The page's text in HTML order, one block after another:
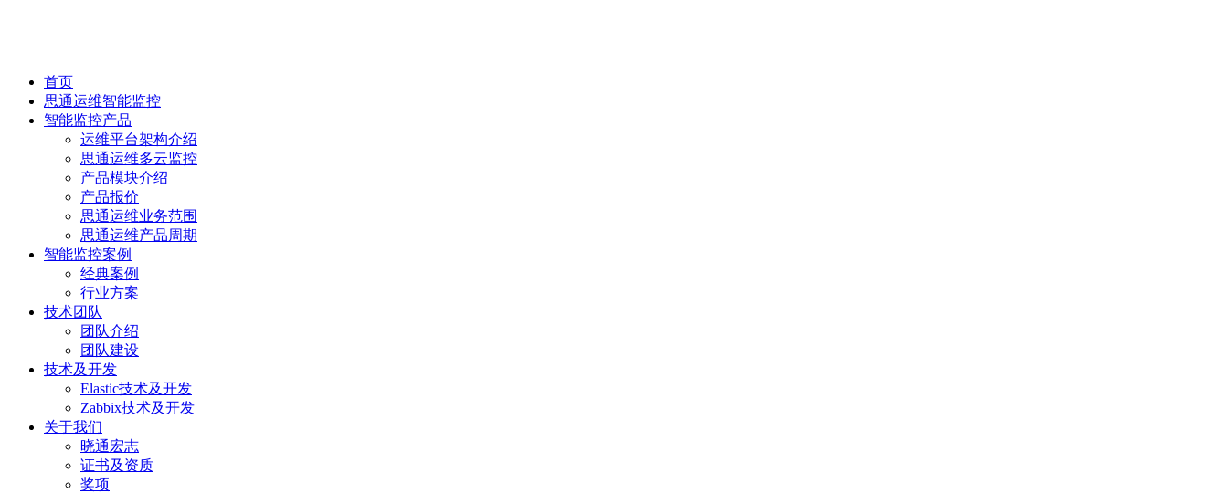
首页
思通运维智能监控
智能监控产品
运维平台架构介绍
思通运维多云监控
产品模块介绍
产品报价
思通运维业务范围
思通运维产品周期
智能监控案例
经典案例
行业方案
技术团队
团队介绍
团队建设
技术及开发
Elastic技术及开发
Zabbix技术及开发
关于我们
晓通宏志
证书及资质
奖项